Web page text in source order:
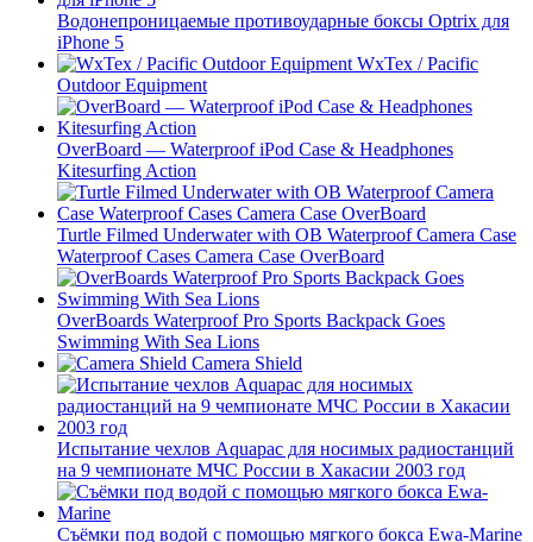
Водонепроницаемые противоударные боксы Optrix для
iPhone 5
WxTex / Pacific
Outdoor Equipment
OverBoard — Waterproof iPod Case & Headphones
Kitesurfing Action
Turtle Filmed Underwater with OB Waterproof Camera Case
Waterproof Cases Camera Case OverBoard
OverBoards Waterproof Pro Sports Backpack Goes
Swimming With Sea Lions
Camera Shield
Испытание чехлов Aquapac для носимых радиостанций
на 9 чемпионате МЧС России в Хакасии 2003 год
Съёмки под водой с помощью мягкого бокса Ewa-Marine